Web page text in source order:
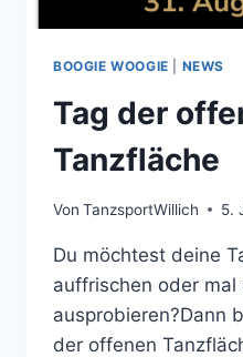
BOOGIE WOOGIE NEWS
Tag der
Tanzfläche
Von TanzsportWillich 5.
Du möchtest deine
auffrischen oder mal
ausprobieren?Dann
der offenen